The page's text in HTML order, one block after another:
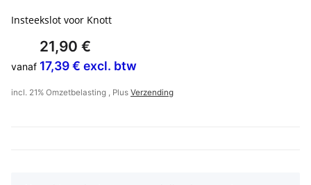
Insteekslot voor Knott
vanaf
21,90 €
17,39 € excl. btw
incl. 21% Omzetbelasting , Plus Verzending